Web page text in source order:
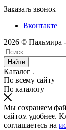
Заказать звонок
Вконтакте
2026 © Пальмира -
Найти
Каталог
По всему сайту
По каталогу
Мы сохраняем
сайтом удобнее.
соглашаетесь на